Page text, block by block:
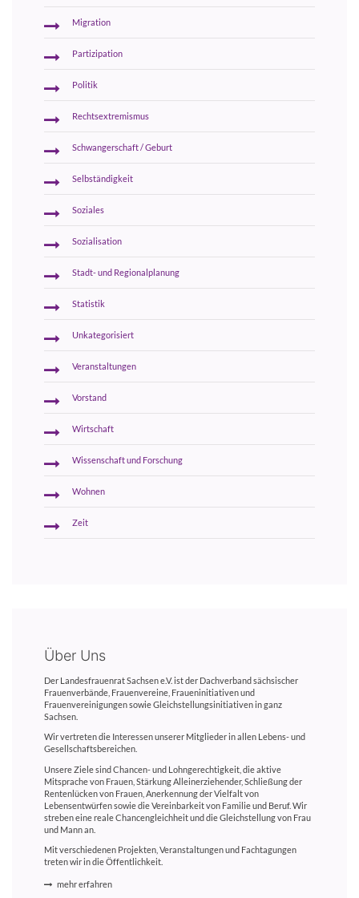
Migration
Partizipation
Politik
Rechtsextremismus
Schwangerschaft / Geburt
Selbständigkeit
Soziales
Sozialisation
Stadt- und Regionalplanung
Statistik
Unkategorisiert
Veranstaltungen
Vorstand
Wirtschaft
Wissenschaft und Forschung
Wohnen
Zeit
Über Uns
Der Landesfrauenrat Sachsen e.V. ist der Dachverband sächsischer
Frauenverbände, Frauenvereine, Fraueninitiativen und
Frauenvereinigungen sowie Gleichstellungsinitiativen in ganz
Sachsen.
Wir vertreten die Interessen unserer Mitglieder in allen Lebens- und
Gesellschaftsbereichen.
Unsere Ziele sind Chancen- und Lohngerechtigkeit, die aktive
Mitsprache von Frauen, Stärkung Alleinerziehender, Schließung der
Rentenlücken von Frauen, Anerkennung der Vielfalt von
Lebensentwürfen sowie die Vereinbarkeit von Familie und Beruf. Wir
streben eine reale Chancengleichheit und die Gleichstellung von Frau
und Mann an.
Mit verschiedenen Projekten, Veranstaltungen und Fachtagungen
treten wir in die Öffentlichkeit.
mehr erfahren